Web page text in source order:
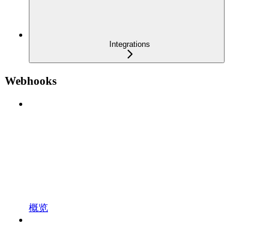
Integrations
Webhooks
概览